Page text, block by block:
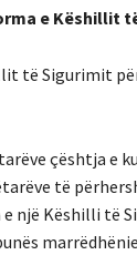
e Këshillit
të Sigurimit
çështja e
të
e një Këshilli të